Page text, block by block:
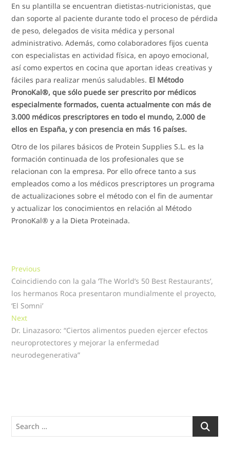
En su plantilla se encuentran dietistas-nutricionistas, que
dan soporte al paciente durante todo el proceso de pérdida
de peso, delegados de visita médica y personal
administrativo. Además, como colaboradores fijos cuenta
con especialistas en actividad física, en apoyo emocional,
así como expertos en cocina que aportan ideas creativas y
fáciles para realizar menús saludables. El Método
PronoKal®, que sólo puede ser prescrito por médicos
especialmente formados, cuenta actualmente con más de
3.000 médicos prescriptores en todo el mundo, 2.000 de
ellos en España, y con presencia en más 16 países.
Otro de los pilares básicos de Protein Supplies S.L. es la
formación continuada de los profesionales que se
relacionan con la empresa. Por ello ofrece tanto a sus
empleados como a los médicos prescriptores un programa
de actualizaciones sobre el método con el fin de aumentar
y actualizar los conocimientos en relación al Método
PronoKal® y a la Dieta Proteinada.
Navegación
de
entradas
Previous
post:
Coincidiendo con la gala ‘The World’s 50 Best Restaurants’,
los hermanos Roca presentaron mundialmente el proyecto,
‘El Somni’
NextNext
post:
Dr. Linazasoro: “Ciertos alimentos pueden ejercer efectos
neuroprotectores y mejorar la enfermedad
neurodegenerativa”
Search